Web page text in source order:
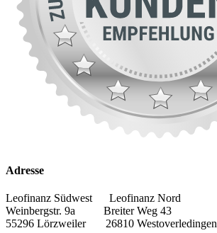
Adresse
Leofinanz Südwest Leofinanz Nord
Weinbergstr. 9a Breiter Weg 43
55296 Lörzweiler 26810 Westoverledingen